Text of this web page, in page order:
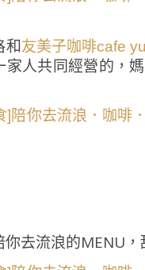
和友美子咖啡cafe
家人共同經營的，
你去流浪的MENU